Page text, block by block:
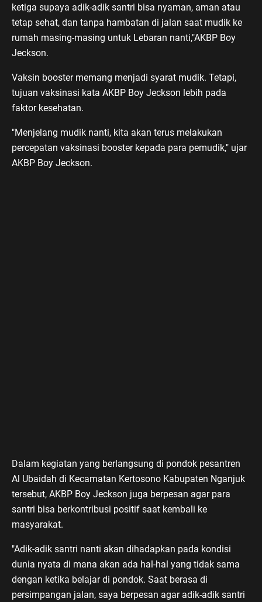
ketiga supaya adik-adik santri bisa nyaman, aman atau
tetap sehat, dan tanpa hambatan di jalan saat mudik ke
rumah masing-masing untuk Lebaran nanti,"AKBP Boy
Jeckson.
Vaksin booster memang menjadi syarat mudik. Tetapi,
tujuan vaksinasi kata AKBP Boy Jeckson lebih pada
faktor kesehatan.
"Menjelang mudik nanti, kita akan terus melakukan
percepatan vaksinasi booster kepada para pemudik," ujar
AKBP Boy Jeckson.
Dalam kegiatan yang berlangsung di pondok pesantren
Al Ubaidah di Kecamatan Kertosono Kabupaten Nganjuk
tersebut, AKBP Boy Jeckson juga berpesan agar para
santri bisa berkontribusi positif saat kembali ke
masyarakat.
"Adik-adik santri nanti akan dihadapkan pada kondisi
dunia nyata di mana akan ada hal-hal yang tidak sama
dengan ketika belajar di pondok. Saat berasa di
persimpangan jalan, saya berpesan agar adik-adik santri